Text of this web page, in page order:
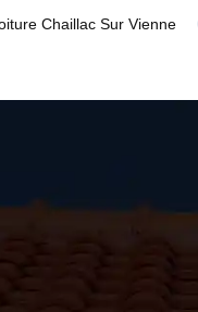
Chaillac Sur Vienne